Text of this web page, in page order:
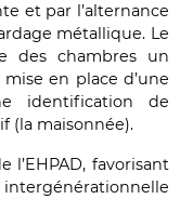
et par l’alternance
métallique. Le
des chambres un
en place d’une
identification de
(la maisonnée).
l’EHPAD, favorisant
intergénérationnelle